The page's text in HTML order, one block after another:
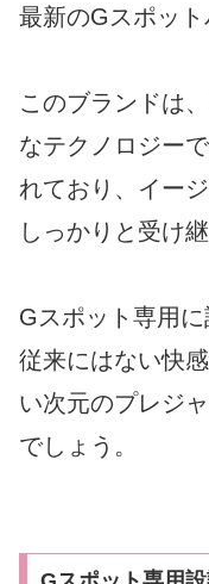
最新のGスポット
このブランドは
なテクノロジー
れており、イー
しっかりと受け
Gスポット専用に
従来にはない快
い次元のプレジ
でしょう。